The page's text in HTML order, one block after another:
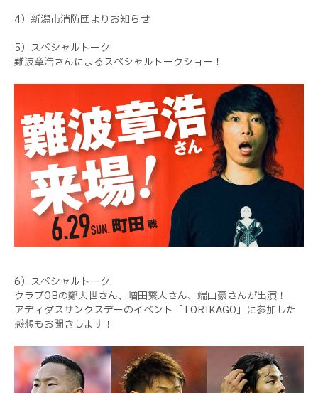
4）新潟市消防団よりお知らせ
5）スペシャルトーク
難波章浩さんによるスペシャルトークショー！
6）スペシャルトーク
クラブOBの鄭大世さん、増田繁人さん、端山豪さんが出演！
アディダスサンクスデーのイベント「TORIKAGO」に参加した
感想もお聞きします！